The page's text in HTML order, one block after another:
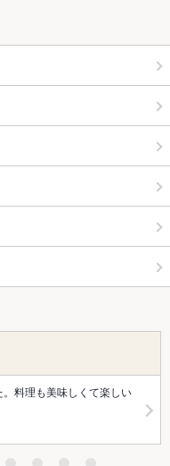
料理も美味しくて楽しい